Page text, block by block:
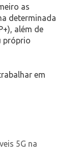
as
determinada
além de
próprio
em
5G na